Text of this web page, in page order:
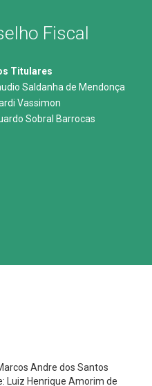
Fiscal
Titulares
Saldanha de Mendonça
Vassimon
Sobral Barrocas
Andre dos Santos
Luiz Henrique Amorim de